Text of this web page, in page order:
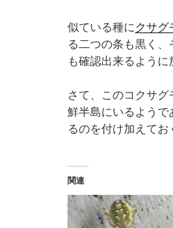
似ている種に クサグ
る二つの条も黒く
も確認出来るように
さて、このコクサ
鮮半島にいるようで
るのを付け加えてお
関連